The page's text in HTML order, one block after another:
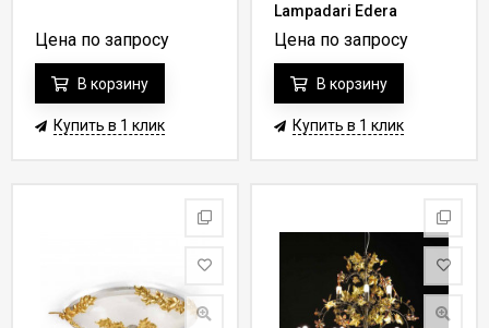
Цена по запросу
В корзину
Купить в 1 клик
Lampadari Edera
6577/P2 V1679
Цена по запросу
В корзину
Купить в 1 клик